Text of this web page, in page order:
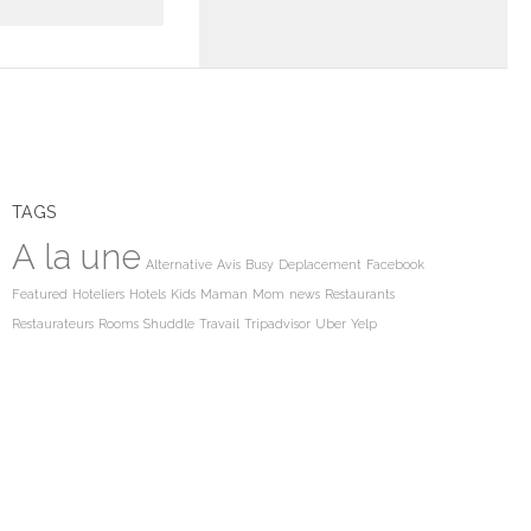
TAGS
A la une Alternative Avis Busy Deplacement Facebook
Featured Hoteliers Hotels Kids Maman Mom news Restaurants
Restaurateurs Rooms Shuddle Travail Tripadvisor Uber Yelp